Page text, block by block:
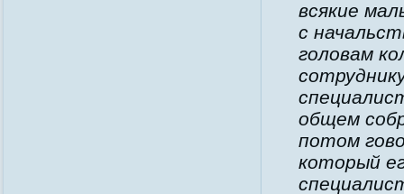
всякие
с
головам
общем
потом
который